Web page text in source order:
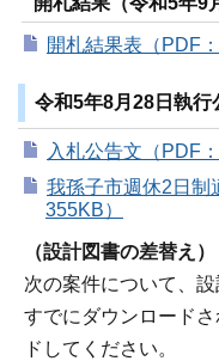
開札結果表（PDF
令和5年8月28日執行
入札公告文（PDF
我孫子市週休2日制
355KB）
（設計図書の差替え）
次の案件について、
すでにダウンロード
ドしてください。